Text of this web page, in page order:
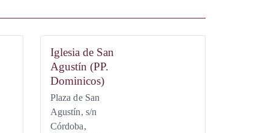
Iglesia de San
Agustín (PP.
Dominicos)
Plaza de San
Agustín, s/n
Córdoba,